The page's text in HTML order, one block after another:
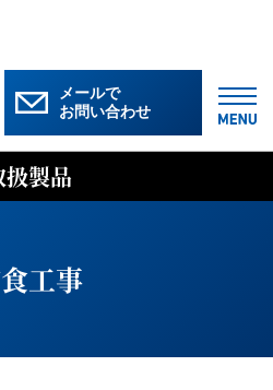
メールで
お問い合わせ
扱製品
工事